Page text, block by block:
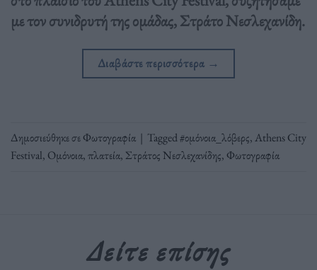
με τον συνιδρυτή της ομάδας, Στράτο Νεσλεχανίδη.
Διαβάστε περισσότερα →
Δημοσιεύθηκε σεΦωτογραφία | Tagged#ομόνοια_λόβερς,Athens City
Festival, Ομόνοια,πλατεία, Στράτος Νεσλεχανίδης, Φωτογραφία
Δείτε επίσης